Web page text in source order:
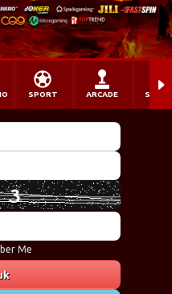
Me
SPORT ARCADE